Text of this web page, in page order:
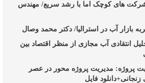
شرکت های کوچک اما با رشد سریع/ مهندس
بازار آب در استرالیا/ دکتر محمد وصال
انتقادی آب مجازی از منظر اقتصاد بین
پروژه: مدیریت پروژه محور در عصر
فایل